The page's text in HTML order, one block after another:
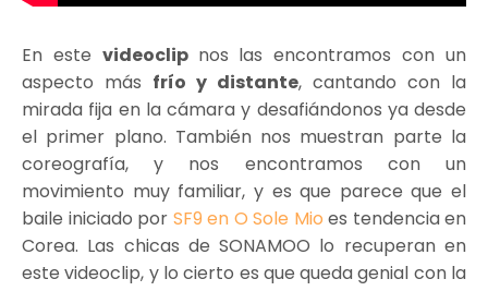
En este videoclip nos las encontramos con un
aspecto más frío y distante, cantando con la
mirada fija en la cámara y desafiándonos ya desde
el primer plano. También nos muestran parte la
coreografía, y nos encontramos con un
movimiento muy familiar, y es que parece que el
baile iniciado por SF9 en O Sole Mio es tendencia en
Corea. Las chicas de SONAMOO lo recuperan en
este videoclip, y lo cierto es que queda genial con la